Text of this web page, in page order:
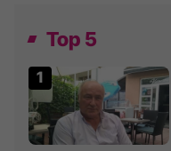
Top 5